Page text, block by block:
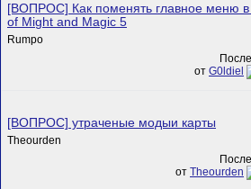
[ВОПРОС] Как поменять главное меню в
of Might and Magic 5
Rumpo
от G0ldiel
[ВОПРОС] утраченые модыи карты
Theourden
от Theourden